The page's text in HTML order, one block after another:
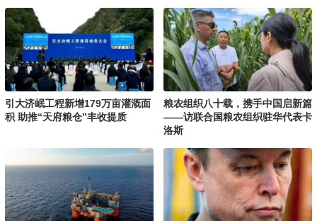
引大济岷工程新增179万亩灌溉面
积 助推“天府粮仓”丰收提质
粮农组织八十载，携手中国启新篇
——访联合国粮农组织驻华代表卡
洛斯